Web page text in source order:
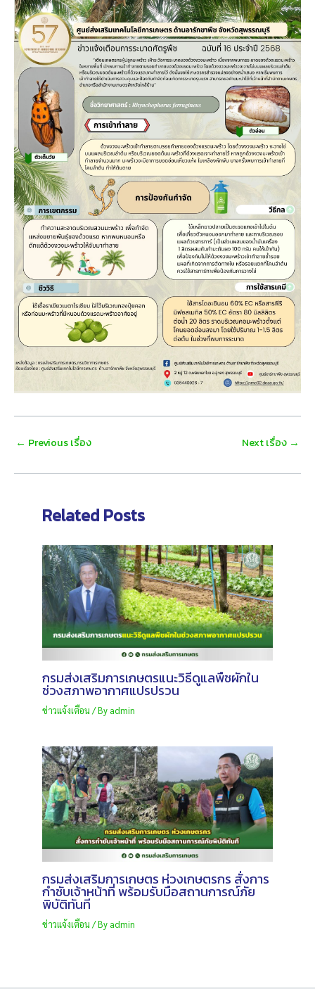
Post
← Previous เรื่อง Next เรื่อง →
Related Posts
กรมส่งเสริมการเกษตรแนะวิธีดูแลพืชผักใน
ช่วงสภาพอากาศแปรปรวน
ข่าวแจ้งเตือน/ By admin
กรมส่งเสริมการเกษตร ห่วงเกษตรกร สั่งการ
กำชับเจ้าหน้าที่ พร้อมรับมือสถานการณ์ภัย
พิบัติทันที
ข่าวแจ้งเตือน/ By admin